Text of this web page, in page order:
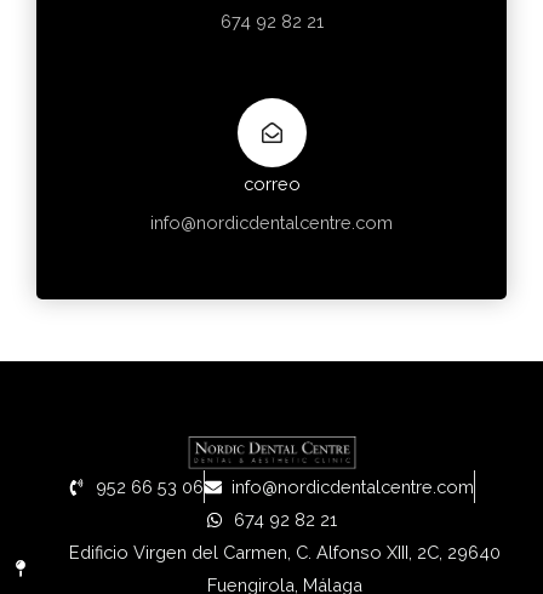
674 92 82 21
correo
info@nordicdentalcentre.com
952 66 53 06
info@nordicdentalcentre.com
674 92 82 21
Edificio Virgen del Carmen, C. Alfonso XIII, 2C, 29640
Fuengirola, Málaga